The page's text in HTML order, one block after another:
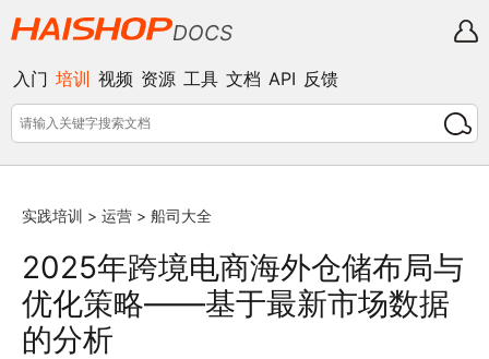
DOCS
入门 培训 视频 资源 工具 文档 API 反馈
实践培训 > 运营 > 船司大全
2025年跨境电商海外仓储布局与
优化策略——基于最新市场数据
的分析